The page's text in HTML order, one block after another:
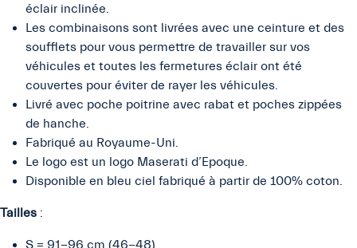
éclair inclinée.
Les combinaisons sont livrées avec une ceinture et des
soufflets pour vous permettre de travailler sur vos
véhicules et toutes les fermetures éclair ont été
couvertes pour éviter de rayer les véhicules.
Livré avec poche poitrine avec rabat et poches zippées
de hanche.
Fabriqué au Royaume-Uni.
Le logo est un logo Maserati d’Epoque.
Disponible en bleu ciel fabriqué à partir de 100% coton.
Tailles :
S = 91-96 cm (46-48)